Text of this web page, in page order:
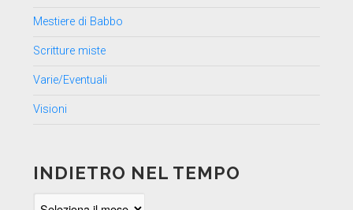
Mestiere di Babbo
Scritture miste
Varie/Eventuali
Visioni
INDIETRO NEL TEMPO